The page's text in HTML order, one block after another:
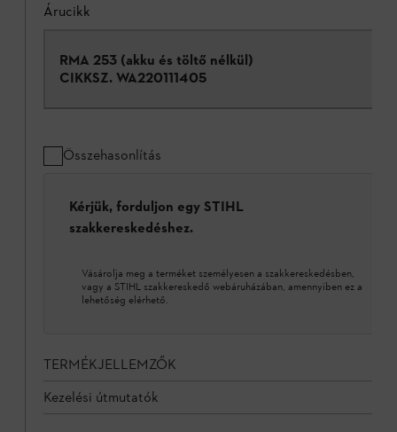
Árucikk
RMA 253 (akku és töltő nélkül)
CIKKSZ. WA220111405
Összehasonlítás
Kérjük, forduljon egy STIHL
szakkereskedéshez.
Vásárolja meg a terméket személyesen a szakkereskedésben,
vagy a STIHL szakkereskedő webáruházában, amennyiben ez a
lehetőség elérhető.
TERMÉKJELLEMZŐK
Kezelési útmutatók